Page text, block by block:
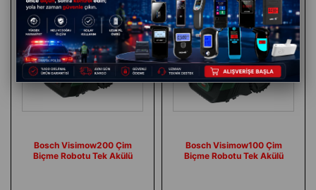
Bosch Visimow200 Çim
Biçme Robotu Tek Akülü
Bosch Visimow100 Çim
Biçme Robotu Tek Akülü